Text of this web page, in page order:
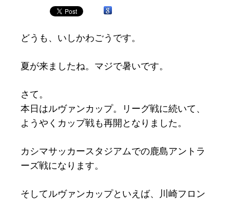
どうも、いしかわごうです。
夏が来ましたね。マジで暑いです。
さて。
本日はルヴァンカップ。リーグ戦に続いて、
ようやくカップ戦も再開となりました。
カシマサッカースタジアムでの鹿島アントラ
ーズ戦になります。
そしてルヴァンカップといえば、川崎フロン